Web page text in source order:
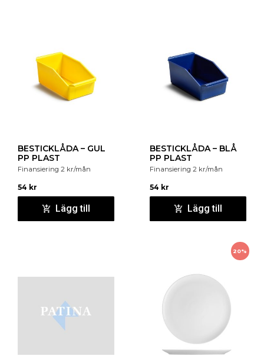
BESTICKLÅDA – GUL
PP PLAST
Finansiering 2 kr/mån
54 kr
Lägg till
BESTICKLÅDA – BLÅ
PP PLAST
Finansiering 2 kr/mån
54 kr
Lägg till
20%